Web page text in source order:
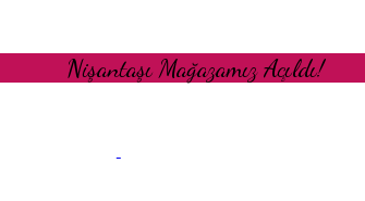
Nişantaşı Mağazamız Açıldı!